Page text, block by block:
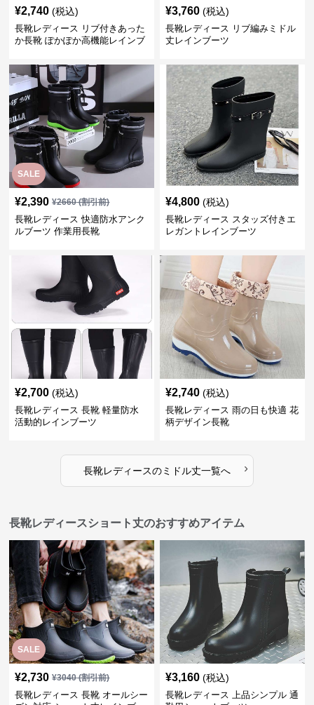
¥2,740 (税込)
長靴レディース リブ付きあった
か長靴 ぽかぽか高機能レインブ
¥3,760 (税込)
長靴レディース リブ編みミドル
丈レインブーツ
SALE
¥2,390 ¥2660(割引前)
長靴レディース 快適防水アンク
ルブーツ 作業用長靴
¥4,800 (税込)
長靴レディース スタッズ付きエ
レガントレインブーツ
¥2,700 (税込)
長靴レディース 長靴 軽量防水
活動的レインブーツ
¥2,740 (税込)
長靴レディース 雨の日も快適 花
柄デザイン長靴
長靴レディースのミドル丈一覧へ ›
長靴レディースショート丈のおすすめアイテム
SALE
¥2,730 ¥3040(割引前)
長靴レディース 長靴 オールシー
¥3,160 (税込)
長靴レディース 上品シンプル 通